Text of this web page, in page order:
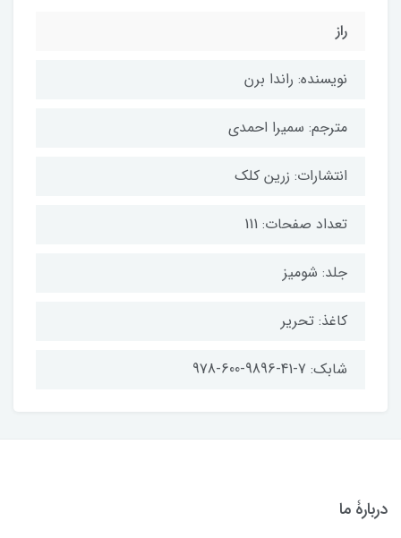
راز
نویسنده: راندا برن
مترجم: سمیرا احمدی
انتشارات: زرین کلک
تعداد صفحات: 111
جلد: شومیز
کاغذ: تحریر
شابک: 7-41-9896-600-978
دربارۀ ما